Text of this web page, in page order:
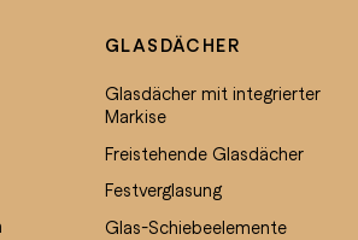
GLASDÄCHER
Glasdächer mit integrierter
Markise
Freistehende Glasdächer
Festverglasung
Glas-Schiebeelemente